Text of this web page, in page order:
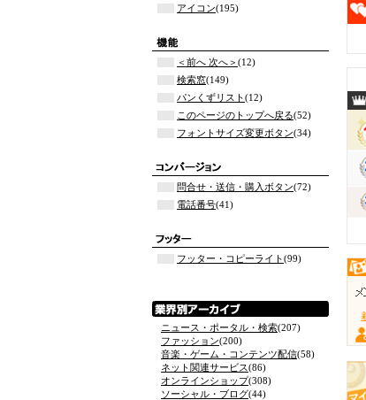
アイコン(195)
＜前へ 次へ＞ (12)
検索窓(149)
パンくずリスト(12)
このページのトップへ戻る(52)
フォントサイズ変更ボタン(34)
問合せ・送信・購入ボタン(72)
電話番号(41)
フッター・コピーライト(99)
ニュース・ポータル・検索(207)
ファッション(200)
音楽・ゲーム・コンテンツ配信(58)
ネット関連サービス(86)
オンラインショップ(308)
ソーシャル・ブログ(44)